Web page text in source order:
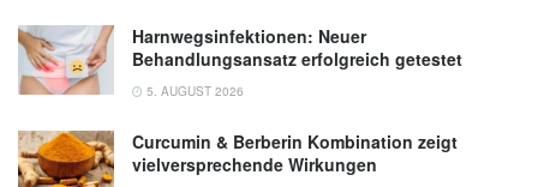
Harnwegsinfektionen: Neuer
Behandlungsansatz erfolgreich getestet
5. AUGUST 2026
Curcumin & Berberin Kombination zeigt
vielversprechende Wirkungen